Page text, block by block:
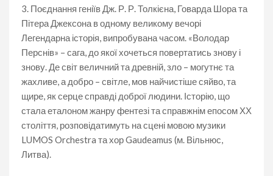
3. Поєднання геніїв Дж. Р. Р. Толкієна, Говарда Шора та
Пітера Джексона в одному великому вечорі
Легендарна історія, випробувана часом. «Володар
Перснів» – сага, до якої хочеться повертатись знову і
знову. Де світ величний та древній, зло – могутнє та
жахливе, а добро – світле, мов найчистіше сяйво, та
щире, як серце справді доброї людини. Історію, що
стала еталоном жанру фентезі та справжнім епосом ХХ
століття, розповідатимуть на сцені мовою музики
LUMOS Orchestra та хор Gaudeamus (м. Вільнюс,
Литва).